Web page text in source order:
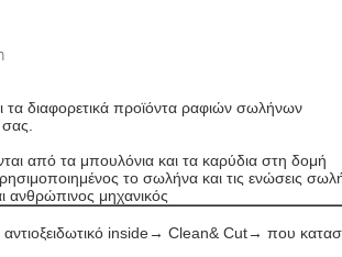
τα διαφορετικά προϊόντα ραφιών σωλήνων
από τα μπουλόνια και τα καρύδια στη δομή
το σωλήνα και τις ενώσεις
ανθρώπινος μηχανικός
inside→ Clean& Cut→ που